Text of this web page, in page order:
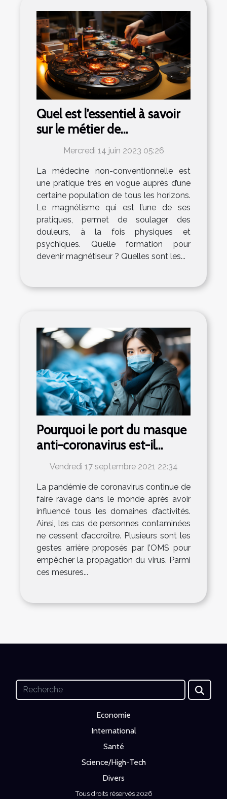
Quel est l’essentiel à savoir
sur le métier de
magnétiseur ?
Mercredi 14 juin 2023 05:26
La médecine non-conventionnelle est
une pratique très en vogue auprès d’une
certaine population de tous les horizons.
Le magnétisme qui est l’une de ses
pratiques, permet de soulager des
douleurs, à la fois physiques et
psychiques. Quelle formation pour
devenir magnétiseur ? Quelles sont les...
Pourquoi le port du masque
anti-coronavirus est-il
obligatoire ?
Vendredi 17 septembre 2021 22:34
La pandémie de coronavirus continue de
faire ravage dans le monde après avoir
influencé tous les domaines d’activités.
Ainsi, les cas de personnes contaminées
ne cessent d’accroître. Plusieurs sont les
gestes arrière proposés par l’OMS pour
empêcher la propagation du virus. Parmi
ces mesures...
Economie
International
Santé
Science/High-Tech
Divers
Tous droits réservés 2026